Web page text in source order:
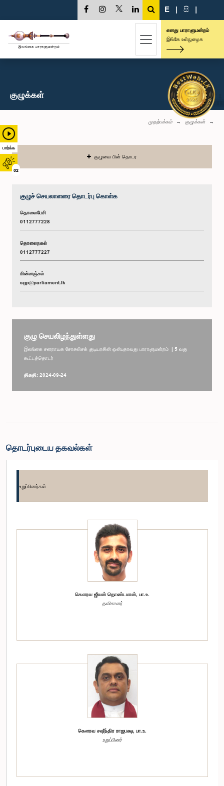
பார்க்க
02
E | සි |
எனது பாராளுமன்றம்
இங்கே உள்நுழைக
குழுக்கள்
முதற்பக்கம் குழுக்கள்
குழுவை பின் தொடர
குழுச் செயலாளரை தொடர்பு கொள்க
தொலைபேசி
0112777228
தொலைநகல்
0112777227
மின்னஞ்சல்
sgp@parliament.lk
குழு செயலிழந்துள்ளது
இலங்கை சனநாயக சோசலிசக் குடியரசின் ஒன்பதாவது பாராளுமன்றம் | 5 வது
கூட்டத்தொடர்
திகதி: 2024-09-24
தொடர்புடைய தகவல்கள்
உறுப்பினர்கள்
கௌரவ ஜீவன் தொண்டமான், பா.உ.
தவிசாளர்
கௌரவ சஷீந்திர ராஜபக்ஷ, பா.உ.
உறுப்பினர்